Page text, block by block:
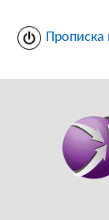
Прописка